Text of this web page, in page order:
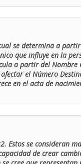
se determina a
que influye en la
a partir del Nombre
el Número
en el acta de
Estos se consideran
de crear